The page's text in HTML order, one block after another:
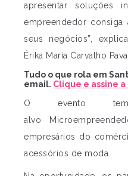
apresentar soluções
empreendedor consiga
seus negócios”,
Érika Maria Carvalho
Tudo o que rola em
email. Clique e assine
O evento
alvo
empresários do
acessórios de moda.